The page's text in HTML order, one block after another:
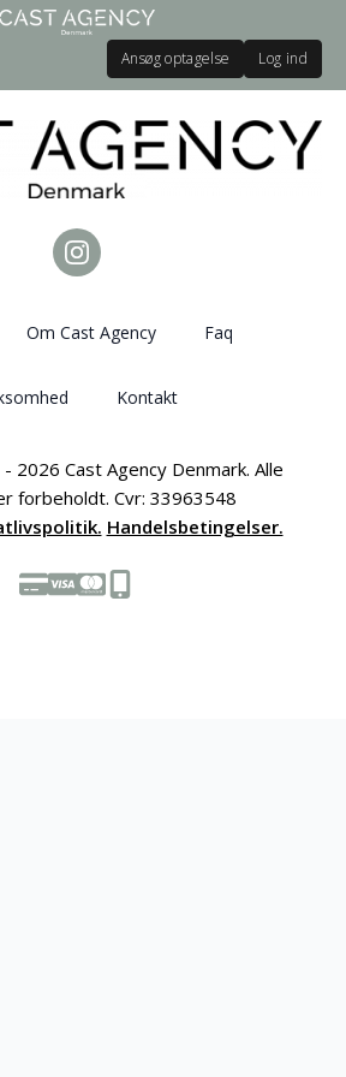
Ansøg optagelse Log ind
Om Cast Agency Faq
Kontakt
2026 Cast Agency Denmark. Alle
forbeholdt. Cvr: 33963548
Handelsbetingelser.